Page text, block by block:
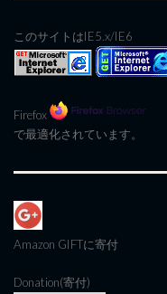
このサイトはIE5.x/IE6
Firefox
で最適化されています。
Amazon GIFTに寄付
Donation(寄付)